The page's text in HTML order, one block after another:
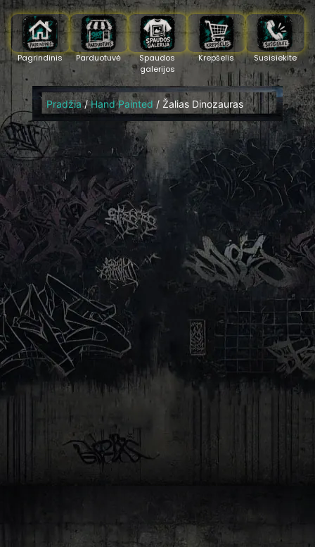
Parduotuvė
Spaudos
galerijos
Pagrindinis Krepšelis Susisiekite
Pradžia/Hand Painted / Žalias Dinozauras